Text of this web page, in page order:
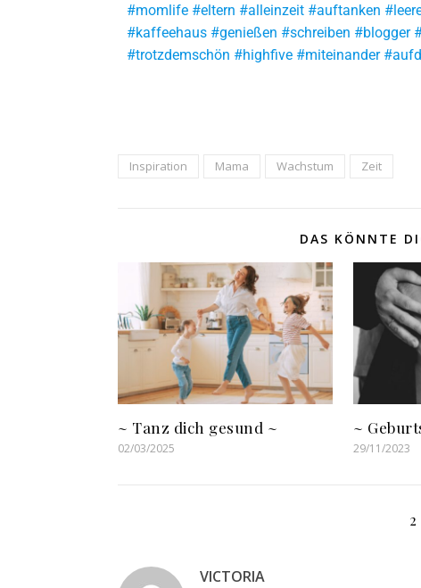
#momlife #eltern #alleinzeit #auftanken
#kaffeehaus #genießen #schreiben #blogger
#trotzdemschön #highfive #miteinander
Inspiration Mama Wachstum Zeit
DAS KÖNNTE
~ Tanz dich gesund ~
02/03/2025
~
29/11/2023
VICTORIA